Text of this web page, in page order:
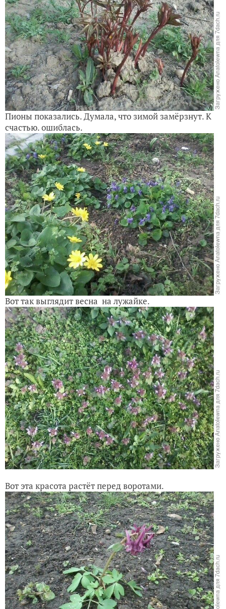
Пионы показались. Думала, что зимой замёрзнут. К
счастью. ошиблась.
Вот так выглядит весна на лужайке.
Вот эта красота растёт перед воротами.